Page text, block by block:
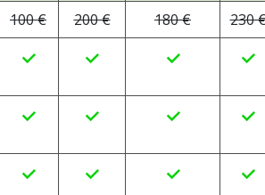
100 € 200 € 180 € 230